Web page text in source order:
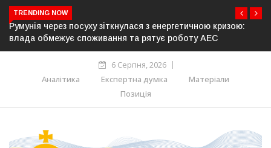
TRENDING NOW
кризою:
Латвія готова направити до 20 військових для
розблокування Ормузької протоки
6 Серпня, 2026
Аналітика
Експертна думка
Матеріали
Позиція